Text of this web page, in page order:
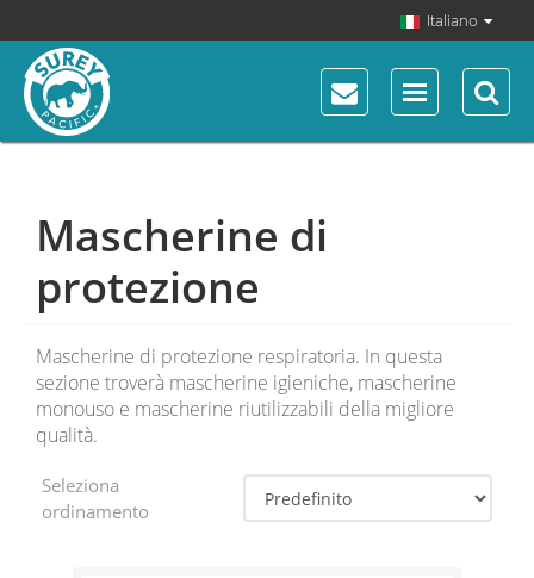
Italiano
Mascherine di
protezione
Mascherine di protezione respiratoria. In questa
sezione troverà mascherine igieniche, mascherine
monouso e mascherine riutilizzabili della migliore
qualità.
Seleziona
ordinamento